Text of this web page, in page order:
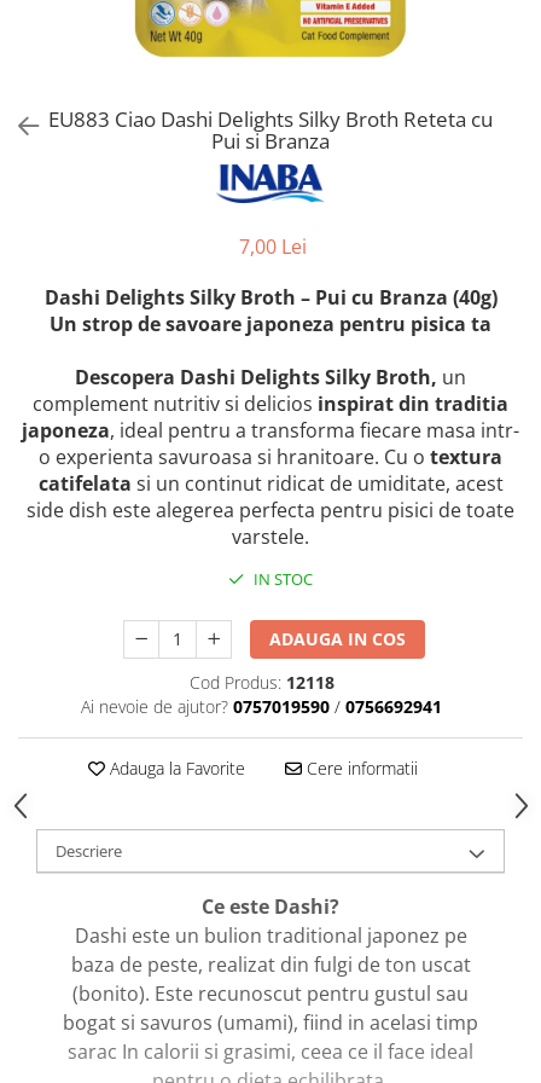
Hrana umeda
Castroane si Dozatoare
Culcusuri
Custi si Genti de Transport
Diete veterinare
Hainute
Inghetata
Lemne si coarne de cerb sau
Perii si Piepteni
Produse Igiena si Ingrijire
Saltele cu efect de racire
Suplimente
EU883 Ciao Dashi Delights Silky Broth Reteta cu
Pui si Branza
7,00 Lei
Dashi Delights Silky Broth – Pui cu Branza (40g)
Un strop de savoare japoneza pentru pisica ta
Descopera Dashi Delights Silky Broth, un
complement nutritiv si delicios inspirat din traditia
japoneza, ideal pentru a transforma fiecare masa intr-
o experienta savuroasa si hranitoare. Cu o textura
catifelata si un continut ridicat de umiditate, acest
side dish este alegerea perfecta pentru pisici de toate
varstele.
IN STOC
ADAUGA IN COS
Cod Produs: 12118
Ai nevoie de ajutor? 0757019590 / 0756692941
Adauga la Favorite Cere informatii
Descriere
Ce este Dashi?
Dashi este un bulion traditional japonez pe
baza de peste, realizat din fulgi de ton uscat
(bonito). Este recunoscut pentru gustul sau
bogat si savuros (umami), fiind in acelasi timp
sarac In calorii si grasimi, ceea ce il face ideal